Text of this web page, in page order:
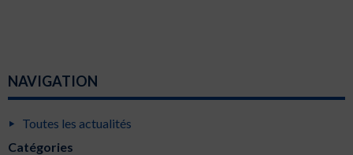
NAVIGATION
Toutes les actualités
Catégories